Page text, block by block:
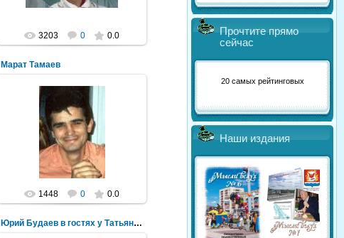
3203 0 0.0
Марат Тамаев
16.07.2011
NeXaker
1448 0 0.0
Юрий Будаев в гостях у Татьяны Тушковой
Прочтите прямо
сейчас
20 самых рейтинговых
Наши издания